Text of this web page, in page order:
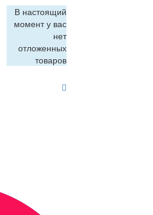
В настоящий
момент у вас
нет
отложенных
товаров